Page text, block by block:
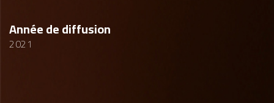
Année de diffusion
2021